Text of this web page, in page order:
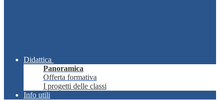
Didattica
Panoramica
Offerta formativa
I progetti delle classi
Info utili